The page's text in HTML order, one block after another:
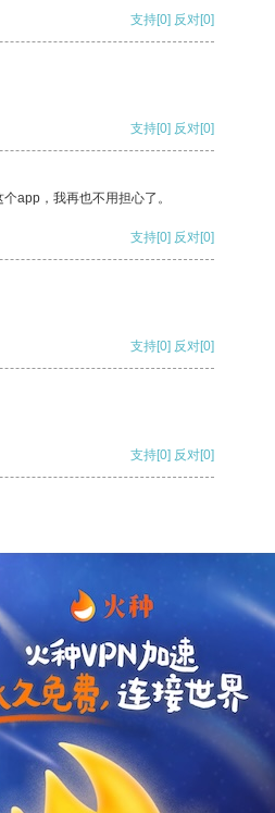
支持[0] 反对[0]
支持[0] 反对[0]
app，我再也不用担心了。
支持[0] 反对[0]
支持[0] 反对[0]
支持[0] 反对[0]
支持 [0] 反对 [0]
支持